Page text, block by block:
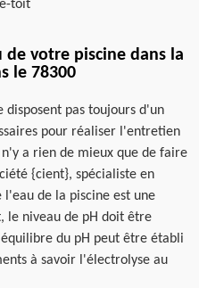
votre piscine dans la
le 78300
disposent pas toujours d'un
pour réaliser l'entretien
a rien de mieux que de faire
{cient}, spécialiste en
de la piscine est une
le niveau de pH doit être
du pH peut être établi
à savoir l'électrolyse au